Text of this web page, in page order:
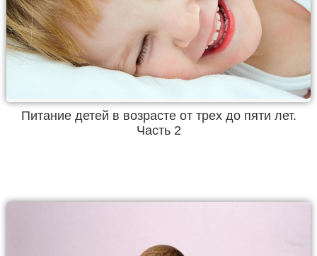
Питание детей в возрасте от трех до пяти лет.
Часть 2